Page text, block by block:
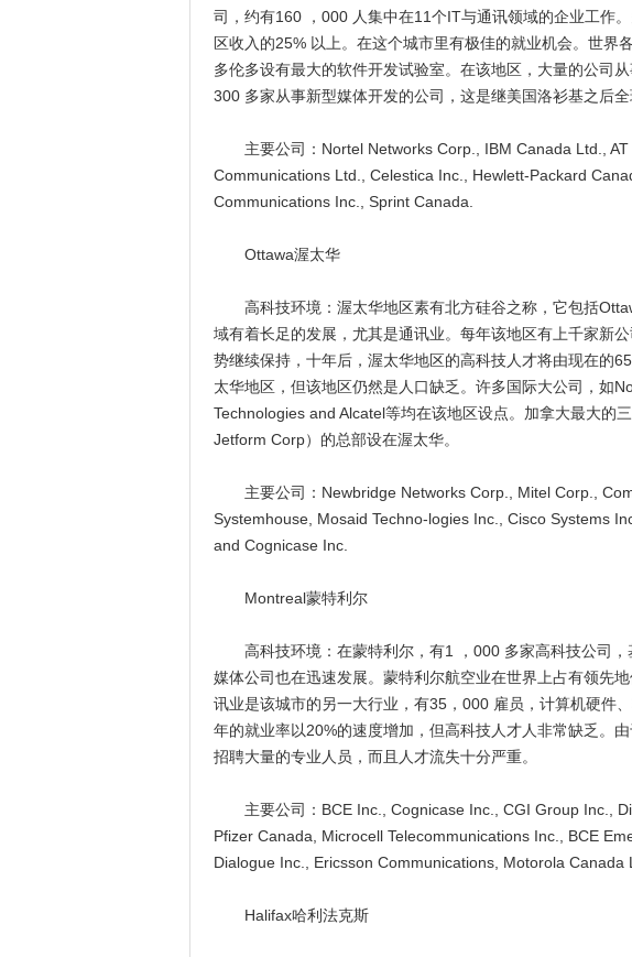
司，约有160 ，000 人集中在11个IT与通讯领域的企业工作
区收入的25% 以上。在这个城市里有极佳的就业机会。世界
多伦多设有最大的软件开发试验室。在该地区，大量的公司
300 多家从事新型媒体开发的公司，这是继美国洛衫基之后全
主要公司：Nortel Networks Corp., IBM Canada Ltd., AT
Communications Ltd., Celestica Inc., Hewlett-Packard
Communications Inc., Sprint Canada.
Ottawa渥太华
高科技环境：渥太华地区素有北方硅谷之称，它包括
域有着长足的发展，尤其是通讯业。每年该地区有上千家新
势继续保持，十年后，渥太华地区的高科技人才将由现在的
太华地区，但该地区仍然是人口缺乏。许多国际大公司，如
Technologies and Alcatel等均在该地区设点。加拿大最大的
Jetform Corp）的总部设在渥太华。
主要公司：Newbridge Networks Corp., Mitel Corp.,
Systemhouse, Mosaid Techno-logies Inc., Cisco Systems
and Cognicase Inc.
Montreal蒙特利尔
高科技环境：在蒙特利尔，有1 ，000 多家高科技公司，
媒体公司也在迅速发展。蒙特利尔航空业在世界上占有领先
讯业是该城市的另一大行业，有35，000 雇员，计算机硬件
年的就业率以20%的速度增加，但高科技人才人非常缺乏。
招聘大量的专业人员，而且人才流失十分严重。
主要公司：BCE Inc., Cognicase Inc., CGI Group Inc.,
Pfizer Canada, Microcell Telecommunications Inc., BCE
Dialogue Inc., Ericsson Communications, Motorola Canada
Halifax哈利法克斯